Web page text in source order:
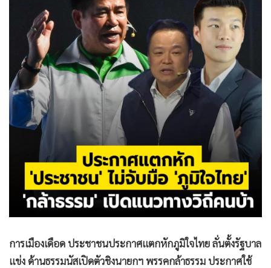
น่าสนใจ
ข่าวอัพเดต
เศรษฐกิจ-ธุรกิจ
•
สังคม-โซเชียล
การเมืองเดือด ประชาชนประกาศแตกหักภูมิใจไทย ลั่นตั้งรัฐบาล
แข่ง ด้านธรรมนัสเปิดตัวชิงนายกฯ พรรคกล้าธรรม ประกาศใช้